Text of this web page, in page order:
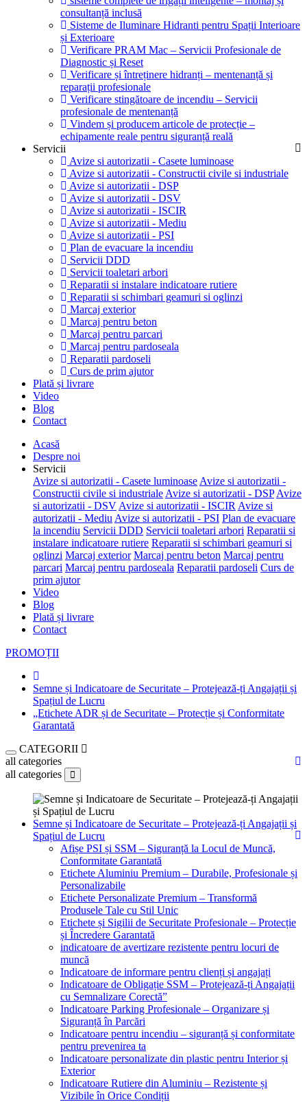
consultanță inclusă
Sisteme de Iluminare Hidranti pentru Spații Interioare
și Exterioare
Verificare PRAM Mac – Servicii Profesionale de
Diagnostic și Reset
Verificare și întreținere hidranți – mentenanță și
reparații profesionale
Verificare stingătoare de incendiu – Servicii
profesionale de mentenanță
Vindem și producem articole de protecție –
echipamente reale pentru siguranță reală
Servicii
Avize si autorizatii - Casete luminoase
Avize si autorizatii - Constructii civile si industriale
Avize si autorizatii - DSP
Avize si autorizatii - DSV
Avize si autorizatii - ISCIR
Avize si autorizatii - Mediu
Avize si autorizatii - PSI
Plan de evacuare la incendiu
Servicii DDD
Servicii toaletari arbori
Reparatii si instalare indicatoare rutiere
Reparatii si schimbari geamuri si oglinzi
Marcaj exterior
Marcaj pentru beton
Marcaj pentru parcari
Marcaj pentru pardoseala
Reparatii pardoseli
Curs de prim ajutor
Plată și livrare
Video
Blog
Contact
Acasă
Despre noi
Servicii
Avize si autorizatii - Casete luminoase Avize si autorizatii -
Constructii civile si industriale Avize si autorizatii - DSP Avize
si autorizatii - DSV Avize si autorizatii - ISCIR Avize si
autorizatii - Mediu Avize si autorizatii - PSI Plan de evacuare
la incendiu Servicii DDD Servicii toaletari arbori Reparatii si
instalare indicatoare rutiere Reparatii si schimbari geamuri si
oglinzi Marcaj exterior Marcaj pentru beton Marcaj pentru
parcari Marcaj pentru pardoseala Reparatii pardoseli Curs de
prim ajutor
Video
Blog
Plată și livrare
Contact
PROMOȚII
Semne și Indicatoare de Securitate – Protejează-ți Angajații și
Spațiul de Lucru
„Etichete ADR și de Securitate – Protecție și Conformitate
Garantată
CATEGORII
all categories
all categories
Semne și Indicatoare de Securitate – Protejează-ți Angajații și
Spațiul de Lucru
Afișe PSI și SSM – Siguranță la Locul de Muncă,
Conformitate Garantată
Etichete Aluminiu Premium – Durabile, Profesionale și
Personalizabile
Etichete Personalizate Premium – Transformă
Produsele Tale cu Stil Unic
Etichete și Sigilii de Securitate Profesionale – Protecție
și Încredere Garantată
indicatoare de avertizare rezistente pentru locuri de
muncă
Indicatoare de informare pentru clienți și angajați
Indicatoare de Obligație SSM – Protejează-ți Angajații
cu Semnalizare Corectă”
Indicatoare Parking Profesionale – Organizare și
Siguranță în Parcări
Indicatoare pentru incendiu – siguranță și conformitate
pentru prevenirea ta
Indicatoare personalizate din plastic pentru Interior și
Exterior
Indicatoare Rutiere din Aluminiu – Rezistente și
Vizibile în Orice Condiții